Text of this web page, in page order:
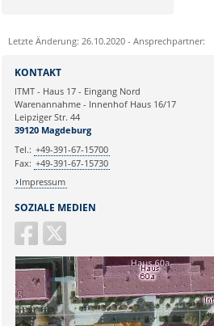
Klinische und
Applikationen
Letzte Änderung: 26.10.2020 - Ansprechpartner:
Ihre E-Mailadresse:
Ihr Anliegen:
SOZIALE MEDIEN
KONTAKT
ITMT - Haus 17 - Eingang Nord
Warenannahme - Innenhof Haus 16/17
Leipziger Str. 44
39120 Magdeburg
Tel.: +49-391-67-15700
Fax: +49-391-67-15730
Impressum